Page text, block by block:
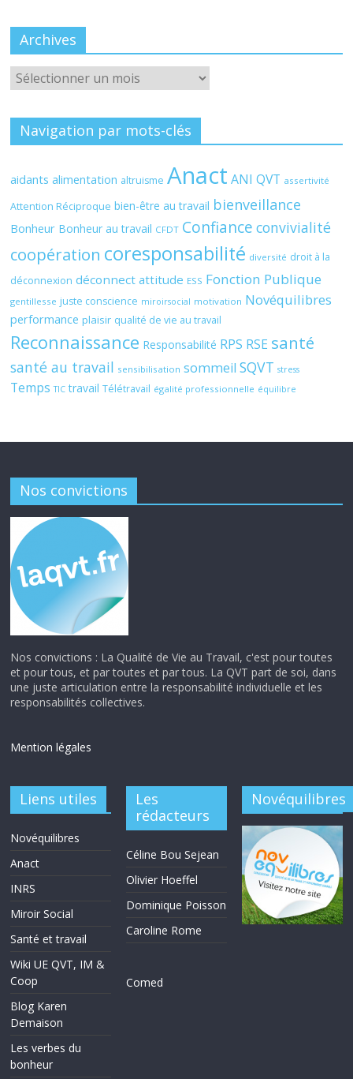
Archives
Archives
Navigation par mots-clés
aidants alimentation altruisme Anact ANI QVT assertivité
Attention Réciproque bien-être au travail bienveillance
Bonheur Bonheur au travail CFDT Confiance convivialité
coopération coresponsabilité diversité droit à la
déconnexion déconnect attitude ESS Fonction Publique
gentillesse juste conscience miroirsocial motivation Novéquilibres
performance plaisir qualité de vie au travail
Reconnaissance Responsabilité RPS RSE santé
santé au travail sensibilisation sommeil SQVT stress
Temps TIC travail Télétravail égalité professionnelle équilibre
Nos convictions
Nos convictions : La Qualité de Vie au Travail, c'est pour toutes
et pour tous, et par toutes et par tous. La QVT part de soi, dans
une juste articulation entre la responsabilité individuelle et les
responsabilités collectives.
Mention légales
Liens utiles
Novéquilibres
Anact
INRS
Miroir Social
Santé et travail
Wiki UE QVT, IM &
Coop
Blog Karen
Demaison
Les verbes du
bonheur
Les
rédacteurs
Céline Bou Sejean
Olivier Hoeffel
Dominique Poisson
Caroline Rome
Comed
Novéquilibres